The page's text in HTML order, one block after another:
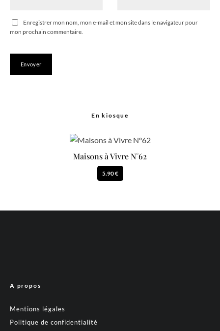
Enregistrer mon nom, mon e-mail et mon site dans le navigateur pour
mon prochain commentaire.
En kiosque
Maisons à Vivre N°62
5.90 €
A propos
Mentions légales
Politique de confidentialité